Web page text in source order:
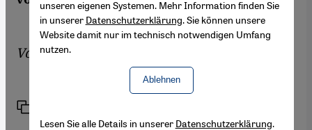
VonChangiz M. Varzi
unseren eigenen Systemen. Mehr Information finden Sie
in unserer Datenschutzerklärung. Sie können unsere
Website damit nur im technisch notwendigen Umfang
nutzen.
Ablehnen
Lesen Sie alle Details in unserer Datenschutzerklärung.